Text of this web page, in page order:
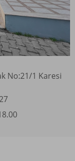
No:21/1 Karesi